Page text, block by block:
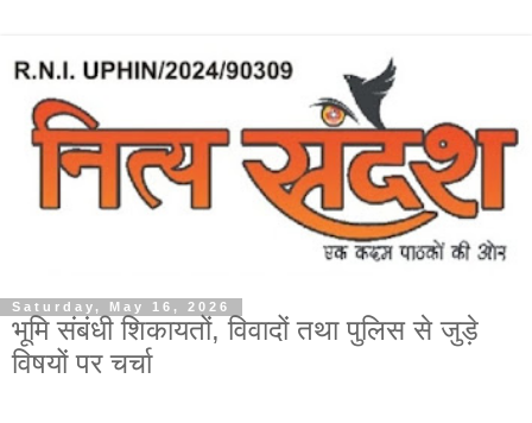
Saturday, May 16, 2026
भूमि संबंधी शिकायतों, विवादों तथा पुलिस से जुड़े
विषयों पर चर्चा